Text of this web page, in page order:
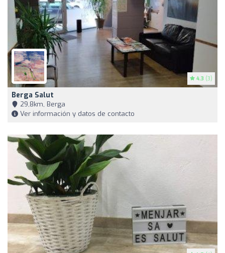
4.3 (3)
Berga Salut
29,8km, Berga
Ver información y datos de contacto